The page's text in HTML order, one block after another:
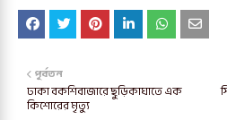
পূর্বতন
ঢাকা বকশিবাজারে ছুড়িকাঘাতে এক
কিশোরের মৃত্যু